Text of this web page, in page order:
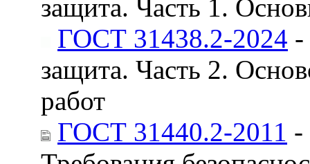
защита. Часть 1.
ГОСТ 31438.2-2024 -
защита. Часть 2.
работ
ГОСТ 31440.2-2011 -